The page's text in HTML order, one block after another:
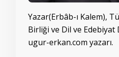
Yazar(Erbâb-ı Kalem),
Birliği ve Dil ve Edebiyat
ugur-erkan.com yazarı.